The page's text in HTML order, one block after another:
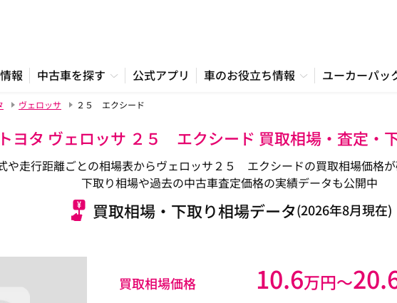
報 中古車を探す 公式アプリ 車のお役立ち情報 ユーカーパッ
ヴェロッサ ２５ エクシード
トヨタ ヴェロッサ ２５ エクシード 買取相場・査定・
や走行距離ごとの相場表からヴェロッサ２５ エクシードの買取相場価格が
下取り相場や過去の中古車査定価格の実績データも公開中
買取相場・下取り相場データ(2026年8月現在)
買取相場価格 10.6万円〜